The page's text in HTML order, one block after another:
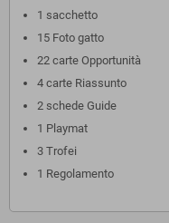
1 sacchetto
15 Foto gatto
22 carte Opportunità
4 carte Riassunto
2 schede Guide
1 Playmat
3 Trofei
1 Regolamento